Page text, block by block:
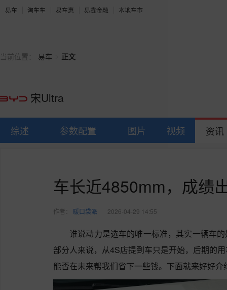
易车 淘车车 易车惠 易鑫金融 本地车市
当前位置： 易车 正文
宋Ultra
综述 参数配置 图片 视频 资讯
车长近4850mm，成绩
作者： 暖口袋派 2026-04-29 14:55
谁说动力是选车的唯一标准，其实一辆车
部分人来说，从4S店提到车只是开始，后期的
能否在未来帮我们省下一些钱。下面就来好好介